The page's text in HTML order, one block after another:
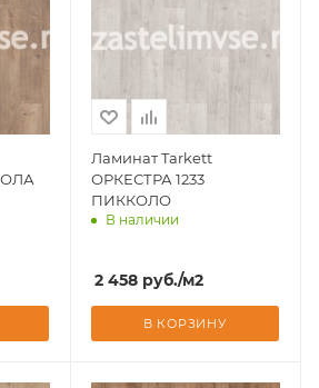
Ламинат Tarkett
ОРКЕСТРА 1233
ПИККОЛО
В наличии
2 458руб./м2
В КОРЗИНУ